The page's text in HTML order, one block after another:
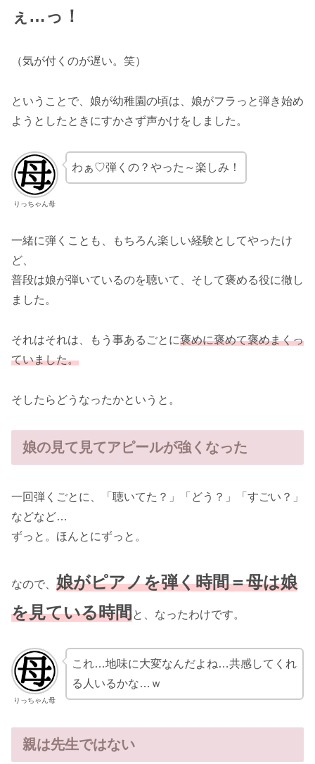
ぇ…っ！
（気が付くのが遅い。笑）
ということで、娘が幼稚園の頃は、娘がフラっと弾き始め
ようとしたときにすかさず声かけをしました。
りっちゃん母
わぁ♡弾くの？やった～楽しみ！
一緒に弾くことも、もちろん楽しい経験としてやったけ
ど、
普段は娘が弾いているのを聴いて、そして褒める役に徹し
ました。
それはそれは、もう事あるごとに褒めに褒めて褒めまくっ
ていました。
そしたらどうなったかというと。
娘の見て見てアピールが強くなった
一回弾くごとに、「聴いてた？」「どう？」「すごい？」
などなど…
ずっと。ほんとにずっと。
なので、 娘がピアノを弾く時間＝母は娘
を見ている時間と、なったわけです。
りっちゃん母
これ…地味に大変なんだよね…共感してくれ
る人いるかな…ｗ
親は先生ではない